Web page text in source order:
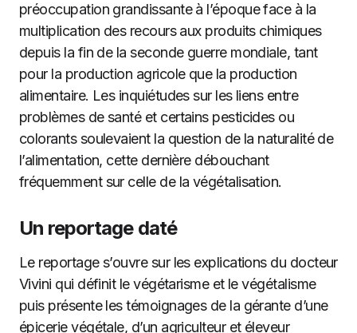
préoccupation grandissante à l’époque face à la
multiplication des recours aux produits chimiques
depuis la fin de la seconde guerre mondiale, tant
pour la production agricole que la production
alimentaire. Les inquiétudes sur les liens entre
problèmes de santé et certains pesticides ou
colorants soulevaient la question de la naturalité de
l’alimentation, cette dernière débouchant
fréquemment sur celle de la végétalisation.
Un reportage daté
Le reportage s’ouvre sur les explications du docteur
Vivini qui définit le végétarisme et le végétalisme
puis présente les témoignages de la gérante d’une
épicerie végétale, d’un agriculteur et éleveur